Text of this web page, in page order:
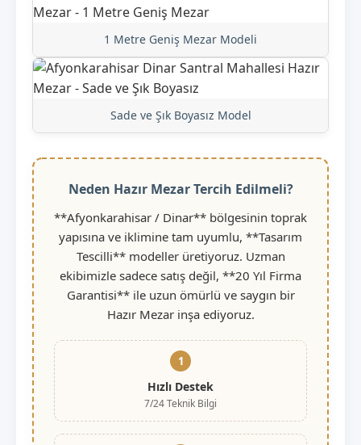
1 Metre Geniş Mezar Modeli
Sade ve Şık Boyasız Model
Neden Hazır Mezar Tercih Edilmeli?
**Afyonkarahisar / Dinar** bölgesinin toprak
yapısına ve iklimine tam uyumlu, **Tasarım
Tescilli** modeller üretiyoruz. Uzman
ekibimizle sadece satış değil, **20 Yıl Firma
Garantisi** ile uzun ömürlü ve saygın bir
Hazır Mezar inşa ediyoruz.
1
Hızlı Destek
7/24 Teknik Bilgi